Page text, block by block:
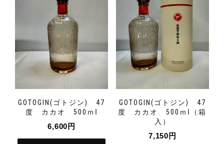
GOTOGIN(ゴトジン) 47
度 カカオ 500ｍⅼ
6,600 円
GOTOGIN(ゴトジン) 47
度 カカオ 500ｍⅼ（箱
入）
7,150 円